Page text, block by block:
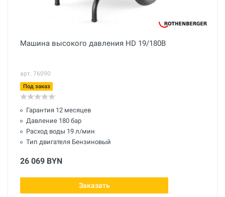
Машина высокого давления HD 19/180B
арт. 76090
Под заказ
Гарантия 12 месяцев
Давление 180 бар
Расход воды 19 л/мин
Тип двигателя Бензиновый
26 069 BYN
Заказать